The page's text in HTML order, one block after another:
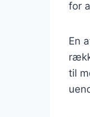
for
En
til